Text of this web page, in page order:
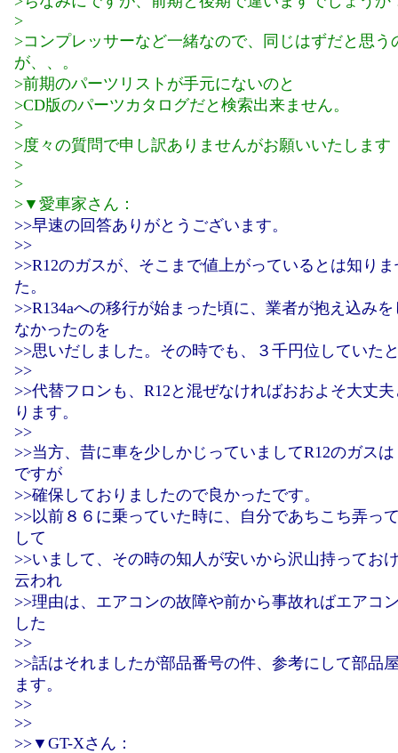
>
>コンプレッサーなど一緒なので、同じはずだと思う
が、、。
>前期のパーツリストが手元にないのと
>CD版のパーツカタログだと検索出来ません。
>
>度々の質問で申し訳ありませんがお願いいたします
>
>
>▼愛車家さん：
>>早速の回答ありがとうございます。
>>
>>R12のガスが、そこまで値上がっているとは知り
た。
>>R134aへの移行が始まった頃に、業者が抱え込み
なかったのを
>>思いだしました。その時でも、３千円位していた
>>
>>代替フロンも、R12と混ぜなければおおよそ大丈
ります。
>>
>>当方、昔に車を少しかじっていましてR12のガス
ですが
>>確保しておりましたので良かったです。
>>以前８６に乗っていた時に、自分であちこち弄っ
して
>>いまして、その時の知人が安いから沢山持ってお
云われ
>>理由は、エアコンの故障や前から事故ればエアコ
した
>>
>>話はそれましたが部品番号の件、参考にして部品
ます。
>>
>>
>>▼GT-Xさん：